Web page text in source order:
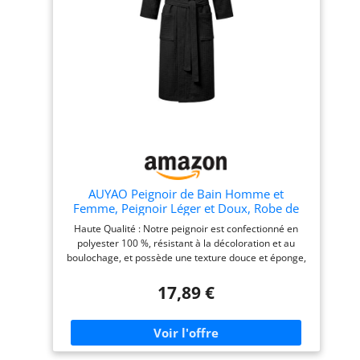
AUYAO Peignoir de Bain Homme et
Femme, Peignoir Léger et Doux, Robe de
Chambre avec Poches, Ceinture, Sortie de
Bain Gaufré Homme, Vêtements de Nuit
pour Hommes, Noir, L
Haute Qualité : Notre peignoir est confectionné en
polyester 100 %, résistant à la décoloration et au
boulochage, et possède une texture douce et éponge,
élimine la sensation d'étouffement des peignoirs
traditionnels et convient à toutes les saisons Coupe et
et flatte la silhouette. Notre peignoir en maille
gaufrée présente des manches trois-quarts cache-
17,89 €